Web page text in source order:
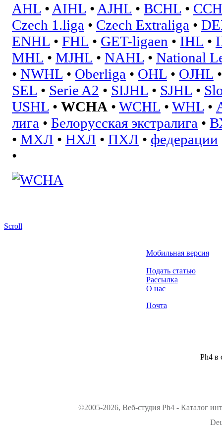
AHL • AIHL • AJHL • BCHL •
Czech 1.liga • Czech Extraliga •
ENHL • FHL • GET-ligaen • IHL •
MHL • MJHL • NAHL • National
• NWHL • Oberliga • OHL • OJHL
SEL • Serie A2 • SIJHL • SJHL •
USHL • WCHA • WCHL • WHL •
лига • Белорусская экстралига •
• МХЛ • НХЛ • ПХЛ • федерации
•
Scroll
Мобильная версия
Подать статью
Рассылка
О нас
Почта
Ph4 в
©2005-2026, Веб-студия Ph4 - Каталог